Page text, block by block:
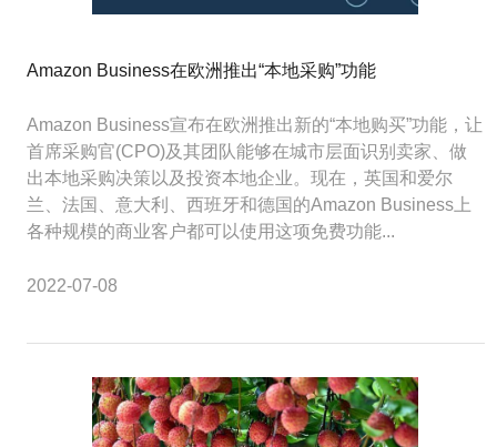
Amazon Business在欧洲推出“本地采购”功能
Amazon Business宣布在欧洲推出新的“本地购买”功能，让
首席采购官(CPO)及其团队能够在城市层面识别卖家、做
出本地采购决策以及投资本地企业。现在，英国和爱尔
兰、法国、意大利、西班牙和德国的Amazon Business上
各种规模的商业客户都可以使用这项免费功能...
2022-07-08